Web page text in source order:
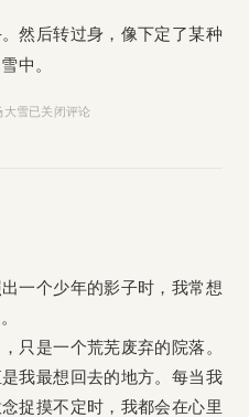
然后转过身，像下定了某种
中。
大雪已关闭评论
个少年的影子时，我常想
是一个荒芜废弃的院落。
我最想回去的地方。每当我
捉摸不定时，我都会在心里